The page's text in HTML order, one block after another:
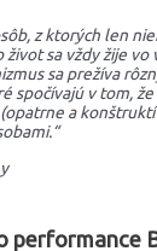
z ktorých len
sa vždy žije vo
sa prežíva
spočívajú v tom, že
a
performance